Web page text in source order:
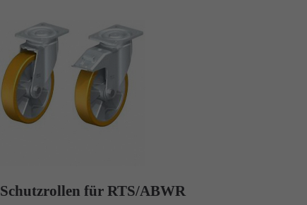
Schutzrollen für RTS/ABWR